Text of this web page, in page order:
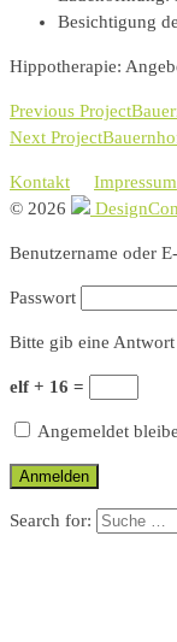
Besichtigung
Hippotherapie:
Previous Project
Next Project
Kontakt Impressum
© 2026
Benutzername oder
Passwort
Bitte gib eine
elf + 16 =
Angemeldet
Search for: